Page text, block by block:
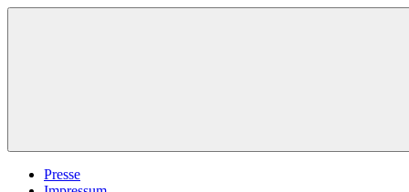
Zum
Presse